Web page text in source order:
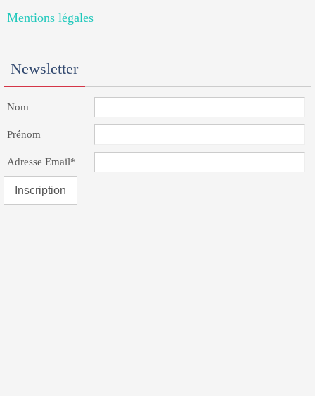
Mentions légales
Newsletter
Nom
Prénom
Adresse Email*